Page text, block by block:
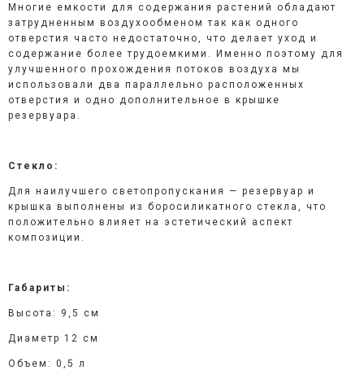
Многие емкости для содержания растений обладают
затрудненным воздухообменом так как одного
отверстия часто недостаточно, что делает уход и
содержание более трудоемкими. Именно поэтому для
улучшенного прохождения потоков воздуха мы
использовали два параллельно расположенных
отверстия и одно дополнительное в крышке
резервуара.
Стекло:
Для наилучшего светопропускания — резервуар и
крышка выполнены из боросиликатного стекла
, что
положительно влияет на эстетический аспект
композиции.
Габариты:
Высота: 9,5 см
Диаметр 12 см
Объем: 0,5 л